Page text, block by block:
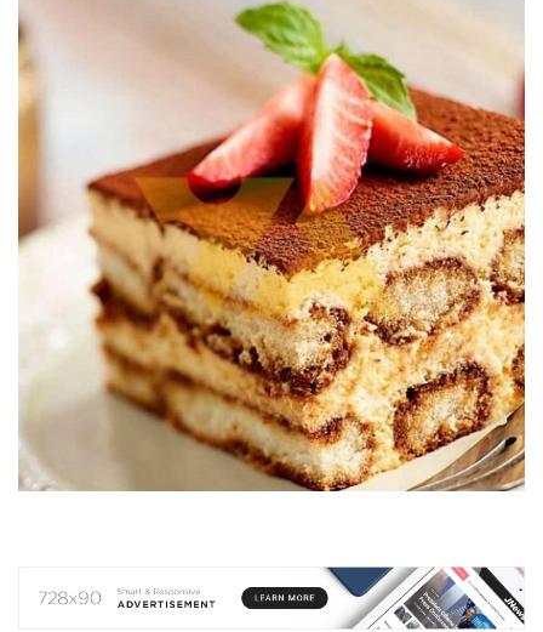
НОВИНИ СВІТУ
ВІЙСЬКОВІ НОВИНИ
НОВИНИ КУЛЬТУРИ
КАЛЕНДАР УГКЦ/РКЦ
Літургійні
читання